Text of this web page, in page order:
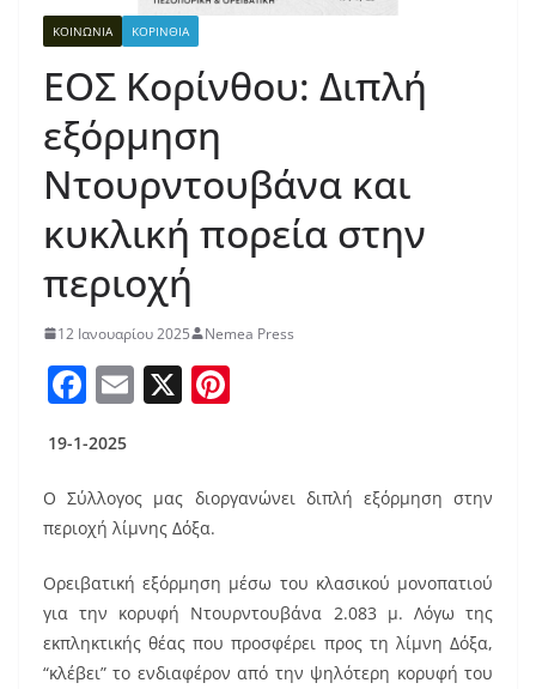
ΚΟΙΝΩΝΙΑ ΚΟΡΙΝΘΙΑ
ΕΟΣ Κορίνθου: Διπλή
εξόρμηση
Ντουρντουβάνα και
κυκλική πορεία στην
περιοχή
12 Ιανουαρίου 2025 Nemea Press
F
c
e
b
o
o
k
E
l
X
e
19-1-2025
Ο Σύλλογος μας διοργανώνει διπλή εξόρμηση στην
περιοχή λίμνης Δόξα.
Ορειβατική εξόρμηση μέσω του κλασικού μονοπατιού
για την κορυφή Ντουρντουβάνα 2.083 μ. Λόγω της
εκπληκτικής θέας που προσφέρει προς τη λίμνη Δόξα,
“κλέβει” το ενδιαφέρον από την ψηλότερη κορυφή του